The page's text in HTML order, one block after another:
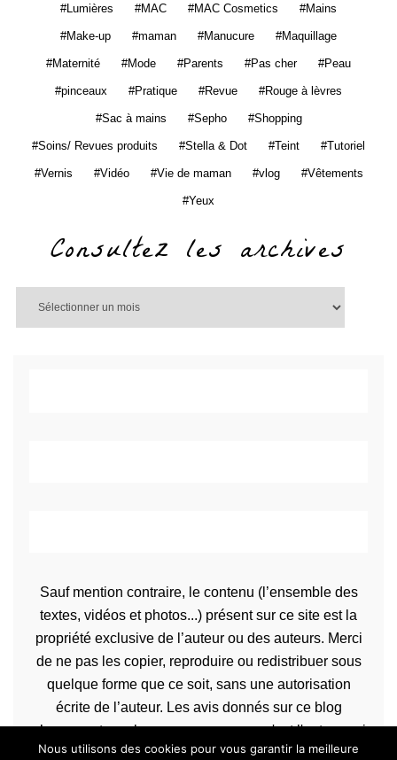
Lumières MAC MAC Cosmetics Mains
Make-up maman Manucure Maquillage
Maternité Mode Parents Pas cher Peau
pinceaux Pratique Revue Rouge à lèvres
Sac à mains Sepho Shopping
Soins/ Revues produits Stella & Dot Teint Tutoriel
Vernis Vidéo Vie de maman vlog Vêtements
Yeux
Consultez les archives
Sauf mention contraire, le contenu (l’ensemble des
textes, vidéos et photos...) présent sur ce site est la
propriété exclusive de l’auteur ou des auteurs. Merci
de ne pas les copier, reproduire ou redistribuer sous
quelque forme que ce soit, sans une autorisation
écrite de l’auteur. Les avis donnés sur ce blog
n’engagent que la propre personne qu'est l'auteur qui
les rédige.
Nous utilisons des cookies pour vous garantir la meilleure